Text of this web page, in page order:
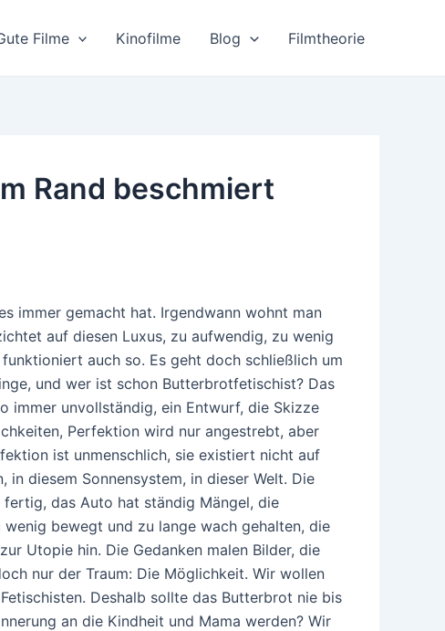
Filme Kinofilme Blog Filmtheorie
Rand beschmiert
immer gemacht hat. Irgendwann wohnt man
auf diesen Luxus, zu aufwendig, zu wenig
funktioniert auch so. Es geht doch schließlich um
und wer ist schon Butterbrotfetischist? Das
immer unvollständig, ein Entwurf, die Skizze
Perfektion wird nur angestrebt, aber
ist unmenschlich, sie existiert nicht auf
in diesem Sonnensystem, in dieser Welt. Die
fertig, das Auto hat ständig Mängel, die
bewegt und zu lange wach gehalten, die
Utopie hin. Die Gedanken malen Bilder, die
nur der Traum: Die Möglichkeit. Wir wollen
Deshalb sollte das Butterbrot nie bis
an die Kindheit und Mama werden? Wir